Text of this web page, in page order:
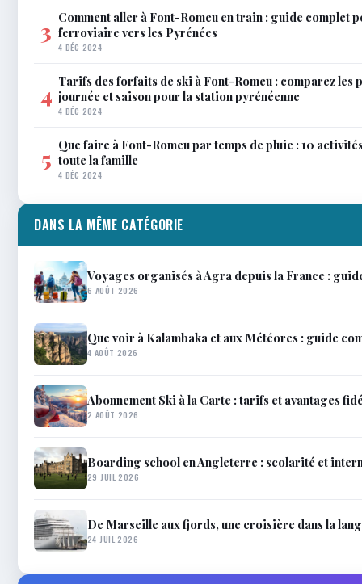
3 Comment aller à Font-Romeu en train : guide complet
ferroviaire vers les Pyrénées
4 DÉC 2024
4 Tarifs des forfaits de ski à Font-Romeu : comparez les
journée et saison pour la station pyrénéenne
4 DÉC 2024
5 Que faire à Font-Romeu par temps de pluie : 10
toute la famille
4 DÉC 2024
DANS LA MÊME CATÉGORIE
Voyages organisés à Agra depuis la France :
6 AOÛT 2026
Que voir à Kalambaka et aux Météores : guide
4 AOÛT 2026
Abonnement Ski à la Carte : tarifs et avantages
2 AOÛT 2026
Boarding school en Angleterre : scolarité et
29 JUIL 2026
De Marseille aux fjords, une croisière dans la
24 JUIL 2026